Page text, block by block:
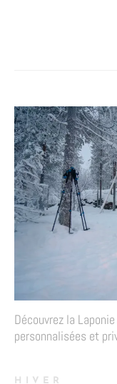
Découvrez la
personnalisées et
HIVER